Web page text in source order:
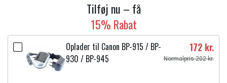
Tilføj nu – få
15% Rabat
Oplader til Canon BP-915 / BP-
930 / BP-945
172 kr.
Normalpris 202 kr.